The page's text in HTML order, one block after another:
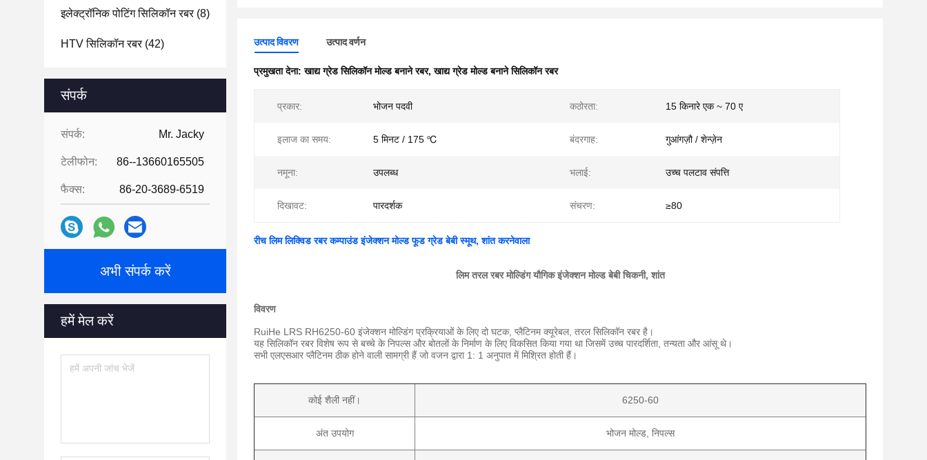
इलेक्ट्रॉनिक पोटिंग सिलिकॉन रबर(8)
HTV सिलिकॉन रबर(42)
संपर्क
संपर्क: Mr. Jacky
टेलीफोन: 86--13660165505
फैक्स: 86-20-3689-6519
अभी संपर्क करें
हमें मेल करें
उत्पाद विवरण उत्पाद वर्णन
प्रमुखता देना:खाद्य ग्रेड सिलिकॉन मोल्ड बनाने रबर,खाद्य ग्रेड मोल्ड बनाने सिलिकॉन रबर
प्रकार: भोजन पदवी कठोरता: 15 किनारे एक ~ 70 ए
इलाज का समय: 5 मिनट / 175 ℃ बंदरगाह: गुआंगज़ौ / शेन्ज़ेन
नमूना: उपलब्ध भलाई: उच्च पलटाव संपत्ति
दिखावट: पारदर्शक संचरण: ≥80
रीच लिम लिक्विड रबर कम्पाउंड इंजेक्शन मोल्ड फूड ग्रेड बेबी स्मूथ, शांत करनेवाला
लिम तरल रबर मोल्डिंग यौगिक इंजेक्शन मोल्ड बेबी चिकनी, शांत
विवरण
RuiHe LRS RH6250-60 इंजेक्शन मोल्डिंग प्रक्रियाओं के लिए दो घटक, प्लैटिनम क्यूरेबल, तरल सिलिकॉन रबर है।
यह सिलिकॉन रबर विशेष रूप से बच्चे के निपल्स और बोतलों के निर्माण के लिए विकसित किया गया था जिसमें उच्च पारदर्शिता, तन्यता और आंसू थे।
सभी एलएसआर प्लैटिनम ठीक होने वाली सामग्री हैं जो वजन द्वारा 1: 1 अनुपात में मिश्रित होती हैं।
कोई शैली नहीं। 6250-60
अंत उपयोग भोजन मोल्ड, निपल्स